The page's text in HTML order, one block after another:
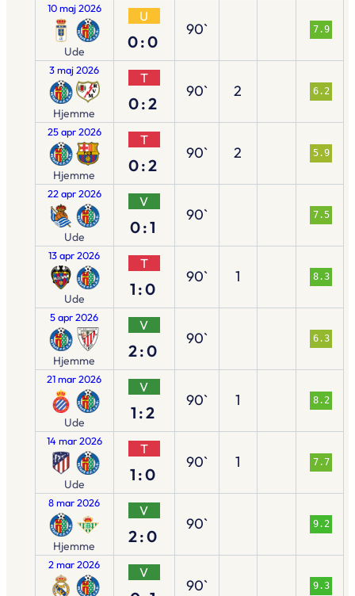
10 maj 2026
Ude
U
0:0
90` 7.9
3 maj 2026
Hjemme
T
0:2
90` 2 6.2
25 apr 2026
Hjemme
T
0:2
90` 2 5.9
22 apr 2026
Ude
V
0:1
90` 7.5
13 apr 2026
Ude
T
1:0
90` 1 8.3
5 apr 2026
Hjemme
V
2:0
90` 6.3
21 mar 2026
Ude
V
1:2
90` 1 8.2
14 mar 2026
Ude
T
1:0
90` 1 7.7
8 mar 2026
Hjemme
V
2:0
90` 9.2
2 mar 2026 V
90` 9.3